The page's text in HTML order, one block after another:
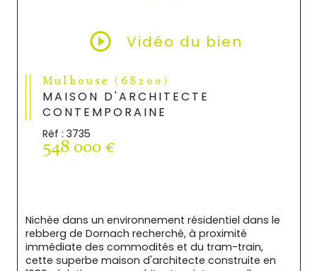
Vidéo du bien
Mulhouse (68200)
MAISON D'ARCHITECTE
CONTEMPORAINE
Réf : 3735
548 000 €
Nichée dans un environnement résidentiel dans le
rebberg de Dornach recherché, à proximité
immédiate des commodités et du tram-train,
cette superbe maison d'architecte construite en